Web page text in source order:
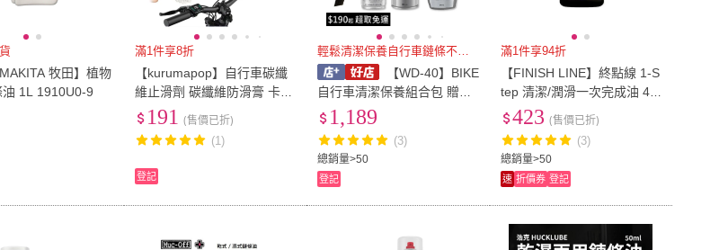
MAKITA 牧田】植物
1L 1910U0-9
滿1件享8折
【kurumapop】自行車碳纖
維止滑劑 碳纖維防滑膏 卡夢
固態止滑劑 碳纖維組裝劑 座
桿止滑膏
191 (售價已折)
(1)
登記
輕鬆清潔保養自行車鏈條不求人
【WD-40】BIKE
自行車清潔保養組合包 贈鍊
條刷(自行車 清潔劑 碳纖維
公路車 鏈條清潔 鏈條油 車
身清潔劑)
總銷量>50
1,189
(3)
登記
滿1件享94折
【FINISH LINE】終點線 1-S
tep 清潔/潤滑一次完成油 4o
z/120ml 滴射頭(鏈條清潔/油
品/單車清潔/單車潤滑)
總銷量>50
423 (售價已折)
(3)
速 折價券 登記